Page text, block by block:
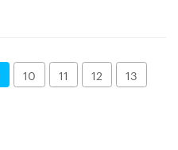
10 11 12
13